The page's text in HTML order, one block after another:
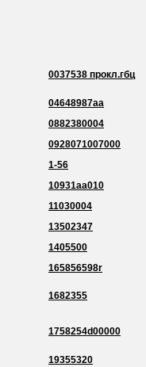
0037538 прокл.гбц
04648987aa
0882380004
0928071007000
1-56
10931aa010
11030004
13502347
1405500
165856598r
1682355
1758254d00000
19355320